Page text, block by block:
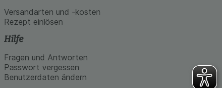
Versandarten und -kosten
Rezept einlösen
Hilfe
Fragen und Antworten
Passwort vergessen
Benutzerdaten ändern